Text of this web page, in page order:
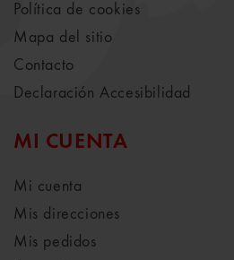
Política de cookies
Mapa del sitio
Contacto
Declaración Accesibilidad
MI CUENTA
Mi cuenta
Mis direcciones
Mis pedidos